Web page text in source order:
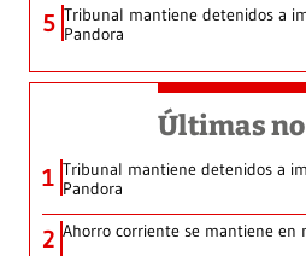
5 Tribunal mantiene detenidos a
Pandora
Últimas
1 Tribunal mantiene detenidos a
Pandora
2 Ahorro corriente se mantiene en